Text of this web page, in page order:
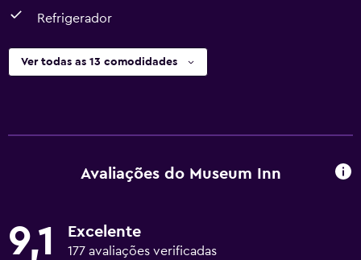
Refrigerador
Ver todas as 13 comodidades
Avaliações do Museum Inn
9,1 Excelente
177 avaliações verificadas